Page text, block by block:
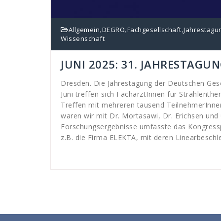
Allgemein,DEGRO,Fachgesellschaft,
Wissenschaft
JUNI 2025: 31.
Dresden. Die Jahrestagung der Deutschen
Juni treffen sich FachärztInnen für
Treffen mit mehreren tausend
waren wir mit Dr. Mortasawi, Dr. Erichsen
Forschungsergebnisse umfasste das
z.B. die Firma ELEKTA, mit deren